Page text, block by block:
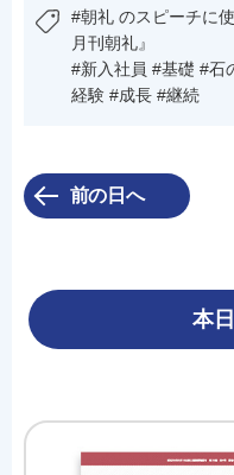
#朝礼 のスピーチに
月刊朝礼』
#新入社員 #基礎 #石
経験 #成長 #継続
前の日へ
本